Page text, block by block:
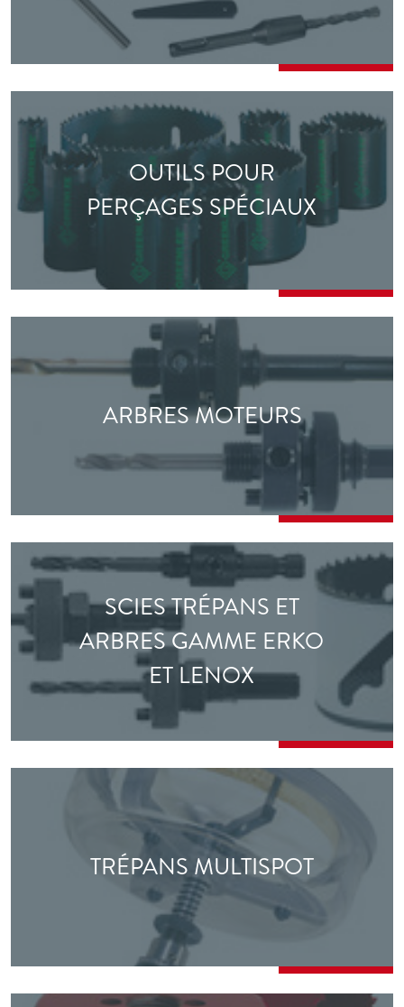
OUTILS POUR
PERÇAGES SPÉCIAUX
ARBRES MOTEURS
SCIES TRÉPANS ET
ARBRES GAMME ERKO
ET LENOX
TRÉPANS MULTISPOT